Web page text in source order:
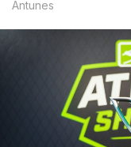
Antunes